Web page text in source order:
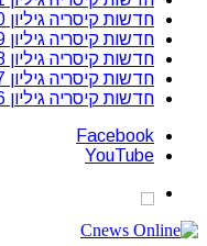
חדשות קיסריה גיליון 660
חדשות קיסריה גיליון 659
חדשות קיסריה גיליון 658
חדשות קיסריה גיליון 657
חדשות קיסריה גיליון 656
Facebook
YouTube